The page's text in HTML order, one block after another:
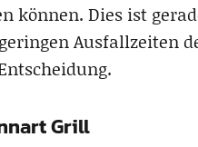
können. Dies ist
Ausfallzeiten
Grill